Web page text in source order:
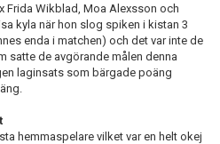
Frida Wikblad, Moa Alexsson och
kyla när hon slog spiken i kistan 3
enda i matchen) och det var inte de
satte de avgörande målen denna
laginsats som bärgade poäng
hemmaspelare vilket var en helt okej